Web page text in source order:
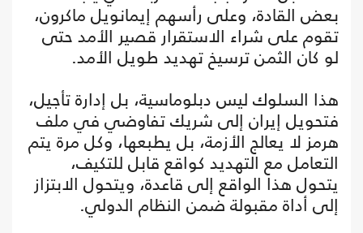
بعض القادة، وعلى رأسهم إيمانويل ماكرون،
تقوم على شراء الاستقرار قصير الأمد حتى
لو كان الثمن ترسيخ تهديد طويل الأمد.
هذا السلوك ليس دبلوماسية، بل إدارة تأجيل،
فتحويل إيران إلى شريك تفاوضي في ملف
هرمز لا يعالج الأزمة، بل يطبعها، وكل مرة يتم
التعامل مع التهديد كواقع قابل للتكيف،
يتحول هذا الواقع إلى قاعدة، ويتحول الابتزاز
إلى أداة مقبولة ضمن النظام الدولي.